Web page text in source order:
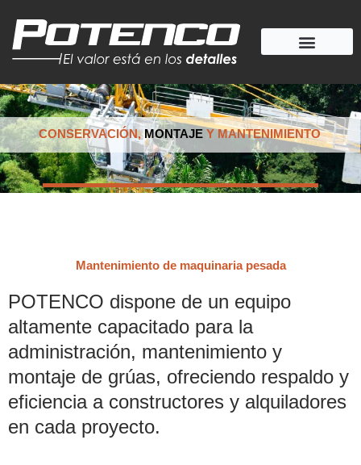
contenido
CONSERVACIÓN,MONTAJE Y MANTENIMIENTO
Mantenimiento de maquinaria pesada
POTENCO dispone de un equipo
altamente capacitado para la
administración, mantenimiento y
montaje de grúas, ofreciendo respaldo y
eficiencia a constructores y alquiladores
en cada proyecto.